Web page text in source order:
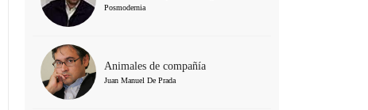
Posmodernia
Animales de compañía
Juan Manuel De Prada